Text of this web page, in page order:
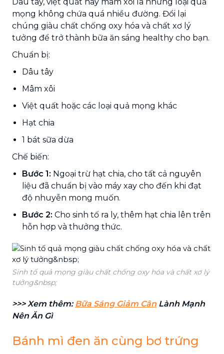
mọng không chứa quá nhiều đường. Đổi lại
chúng giàu chất chống oxy hóa và chất xơ lý
tưởng để trở thành bữa ăn sáng healthy cho bạn.
Chuẩn bị:
Dâu tây
Mâm xôi
Việt quất hoặc các loại quả mọng khác
Hạt chia
1 bát sữa dừa
Chế biến:
Bước 1: Ngoại trừ hạt chia, cho tất cả nguyên
liệu đã chuẩn bị vào máy xay cho đến khi đạt
độ nhuyễn mong muốn.
Bước 2: Cho sinh tố ra ly, thêm hạt chia lên trên
hỗn hợp và thưởng thức.
Sinh tố quả mọng giàu chất chống oxy hóa và chất xơ lý
tưởng&nbsp;
>>> Xem thêm: Bữa Sáng Giảm Cân Lành Mạnh
Nên Ăn Gì
Bánh mì đen ăn cùng bơ trứng